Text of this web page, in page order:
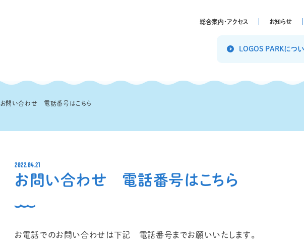
総合案内・アクセス お知らせ
LOGOS PARKにつ
お問い合わせ 電話番号はこちら
2022.04.21
お問い合わせ 電話番号はこちら
お電話でのお問い合わせは下記 電話番号までお願いいたします。